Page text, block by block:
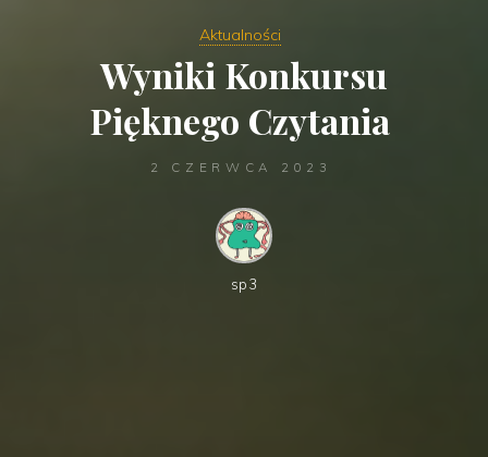
Aktualności
Wyniki Konkursu
Pięknego Czytania
2 CZERWCA 2023
sp3